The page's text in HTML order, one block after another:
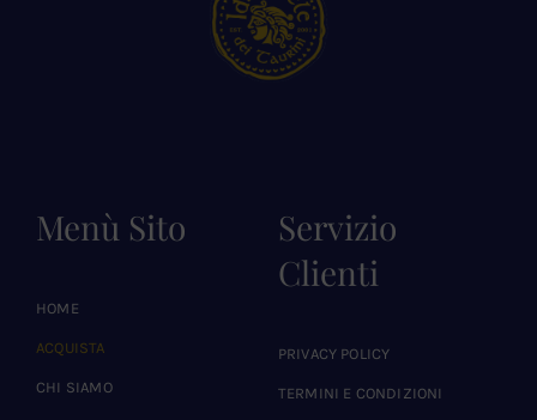
Menù Sito
HOME
ACQUISTA
CHI SIAMO
Servizio
Clienti
PRIVACY POLICY
TERMINI E CONDIZIONI